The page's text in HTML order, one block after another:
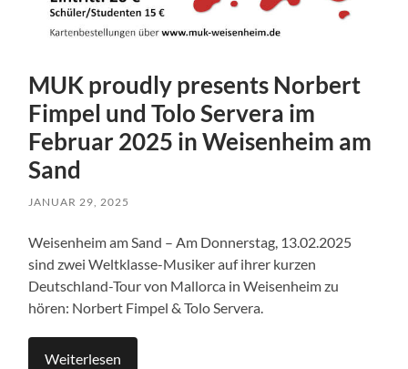
MUK proudly presents Norbert
Fimpel und Tolo Servera im
Februar 2025 in Weisenheim am
Sand
JANUAR 29, 2025
Weisenheim am Sand – Am Donnerstag, 13.02.2025
sind zwei Weltklasse-Musiker auf ihrer kurzen
Deutschland-Tour von Mallorca in Weisenheim zu
hören: Norbert Fimpel & Tolo Servera.
Weiterlesen